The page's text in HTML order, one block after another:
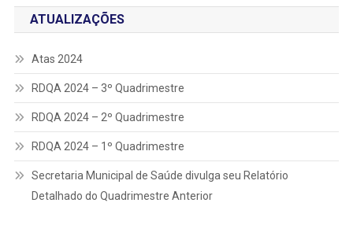
ATUALIZAÇÕES
Atas 2024
RDQA 2024 – 3º Quadrimestre
RDQA 2024 – 2º Quadrimestre
RDQA 2024 – 1º Quadrimestre
Secretaria Municipal de Saúde divulga seu Relatório
Detalhado do Quadrimestre Anterior